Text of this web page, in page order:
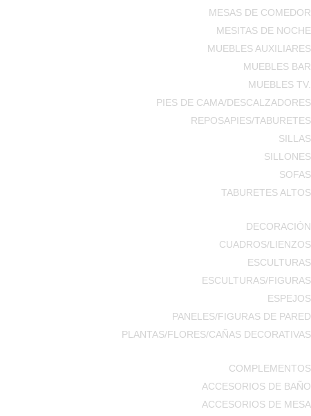
MESAS DE COMEDOR
MESITAS DE NOCHE
MUEBLES AUXILIARES
MUEBLES BAR
MUEBLES TV.
PIES DE CAMA/DESCALZADORES
REPOSAPIES/TABURETES
SILLAS
SILLONES
SOFAS
TABURETES ALTOS
DECORACIÓN
CUADROS/LIENZOS
ESCULTURAS
ESCULTURAS/FIGURAS
ESPEJOS
PANELES/FIGURAS DE PARED
PLANTAS/FLORES/CAÑAS DECORATIVAS
COMPLEMENTOS
ACCESORIOS DE BAÑO
ACCESORIOS DE MESA